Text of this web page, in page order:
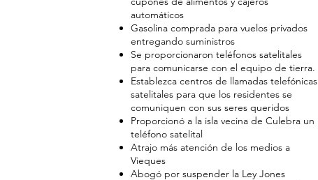
automáticos
Gasolina comprada para vuelos privados
entregando suministros
Se proporcionaron teléfonos satelitales
para comunicarse con el equipo de tierra.
Establezca centros de llamadas telefónicas
satelitales para que los residentes se
comuniquen con sus seres queridos
Proporcionó a la isla vecina de Culebra un
teléfono satelital
Atrajo más atención de los medios a
Vieques
Abogó por suspender la Ley Jones